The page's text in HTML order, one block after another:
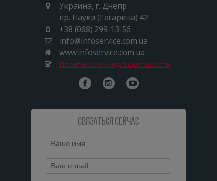
Украина, г. Днепр
пр. Науки (Гагарина) 42
+38 (068) 299-13-56
info@infoservice.com.ua
www.infoservice.com.ua
Политика конфиденциальности
Связаться сейчас